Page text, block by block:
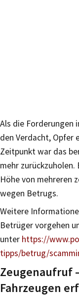
Als die Forderungen
den Verdacht, Opfer
Zeitpunkt war das
mehr
Höhe von mehreren
wegen Betrugs.
Weitere
Betrüger vorgehen
unter https://
tipps/betrug/
Zeugenaufruf
Fahrzeugen